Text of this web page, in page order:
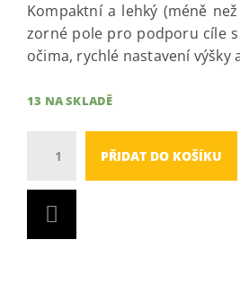
Kompaktní a lehký (méně
zorné pole pro podporu cíle
očima, rychlé nastavení výšky
13 NA SKLADĚ
PŘIDAT DO KOŠÍKU